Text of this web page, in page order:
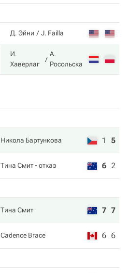
Д. Эйни J. Failla
И.
Хаверлаг
А.
Росольска
Никола Бартункова 1 5
Тина Смит- отказ 6 2
Тина Смит 7 7
Cadence Brace 6 6